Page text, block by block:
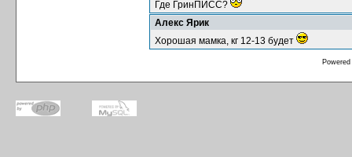
Где ГринПИСС?
Алекс Ярик
Хорошая мамка, кг 12-13 будет